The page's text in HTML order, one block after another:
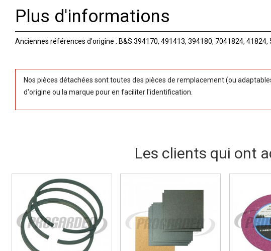
Plus d'informations
Anciennes références d'origine : B&S 394170, 491413, 394180, 7041824, 41824,
Nos pièces détachées sont toutes des pièces de remplacement (ou
d'origine ou la marque pour en faciliter l'identification.
Les clients qui ont